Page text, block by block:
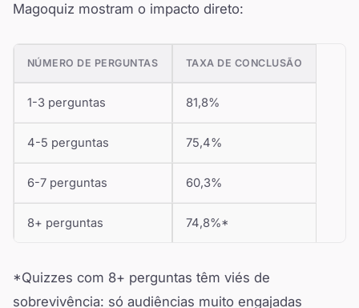
Magoquiz mostram o impacto direto:
NÚMERO DE PERGUNTAS TAXA DE CONCLUSÃO
1-3 perguntas 81,8%
4-5 perguntas 75,4%
6-7 perguntas 60,3%
8+ perguntas 74,8%*
*Quizzes com 8+ perguntas têm viés de
sobrevivência: só audiências muito engajadas